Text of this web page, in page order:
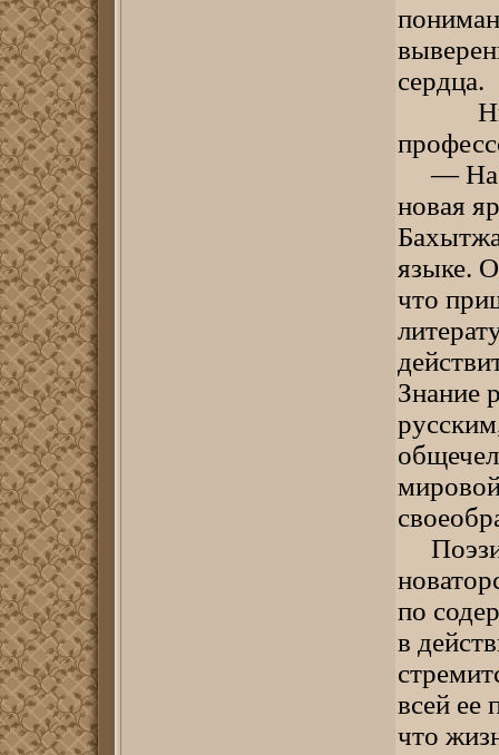
сердца.
— На
новая
языке.
что
Знание
по
в
всей ее
что